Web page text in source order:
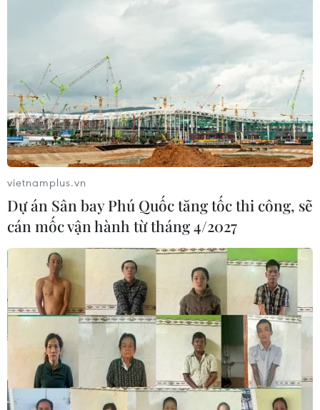
vietnamplus.vn
Dự án Sân bay Phú Quốc tăng tốc thi công, sẽ
cán mốc vận hành từ tháng 4/2027